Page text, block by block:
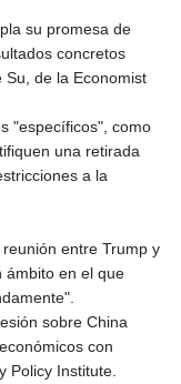
su promesa de
concretos
Su, de la Economist
"específicos", como
una retirada
a la
entre Trump y
ámbito en el que
sobre China
con
Policy Institute.